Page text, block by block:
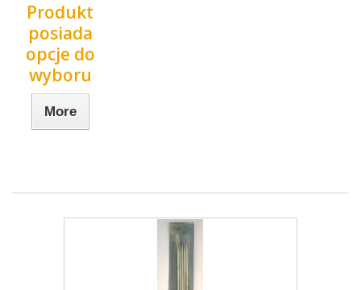
Produkt
posiada
opcje do
wyboru
More